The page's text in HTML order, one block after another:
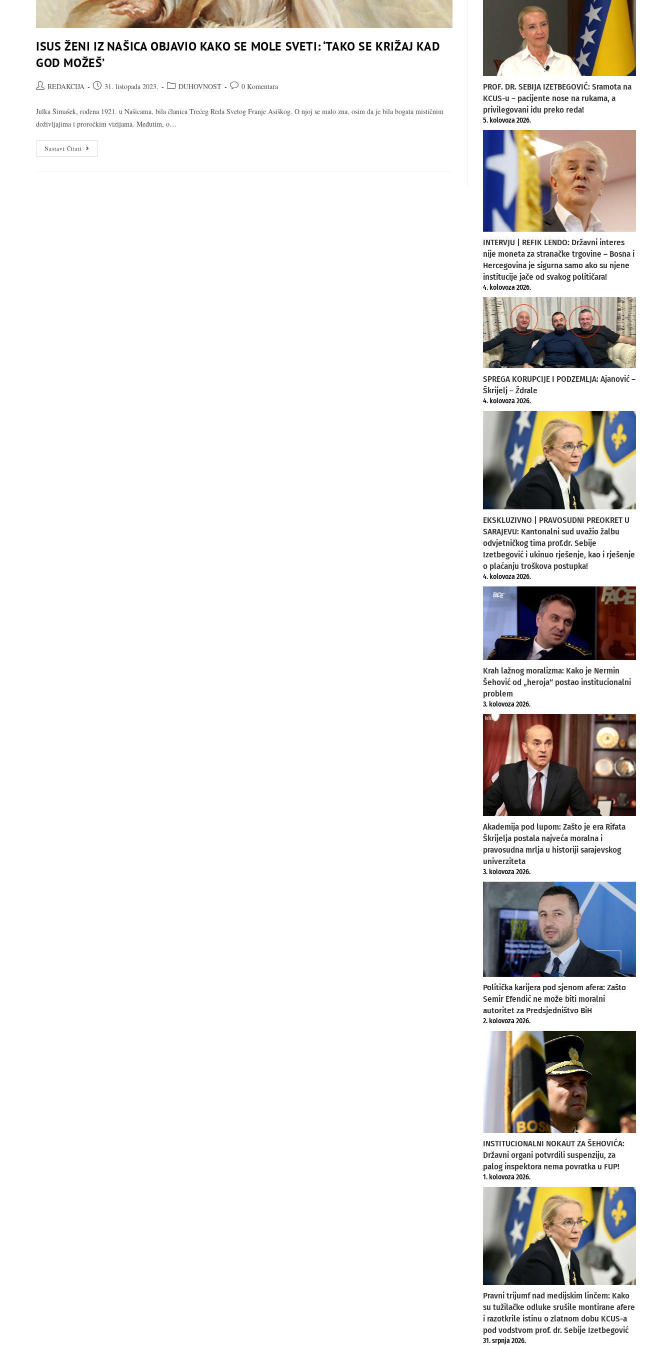
ISUS ŽENI IZ NAŠICA OBJAVIO KAKO SE MOLE SVETI: ‘TAKO SE KRIŽAJ KAD
GOD MOŽEŠ’
AutorREDAKCIJA
Objava31. listopada 2023.
Kategorija
DUHOVNOST
Komentari
0 Komentara
Julka Šimašek, rođena 1921. u Našicama, bila članica Trećeg Reda Svetog Franje Asiškog. O njoj se malo zna, osim da je bila bogata mističnim
doživljajima i proročkim vizijama. Međutim, o…
Nastavi Čitati ISUS
ŽENI
PROF. DR. SEBIJA IZETBEGOVIĆ: Sramota na
KCUS-u – pacijente nose na rukama, a
privilegovani idu preko reda!
5. kolovoza 2026.
INTERVJU | REFIK LENDO: Državni interes
nije moneta za stranačke trgovine – Bosna i
Hercegovina je sigurna samo ako su njene
institucije jače od svakog političara!
4. kolovoza 2026.
SPREGA KORUPCIJE I PODZEMLJA: Ajanović –
Škrijelj – Ždrale
4. kolovoza 2026.
EKSKLUZIVNO | PRAVOSUDNI PREOKRET U
SARAJEVU: Kantonalni sud uvažio žalbu
odvjetničkog tima prof.dr. Sebije
Izetbegović i ukinuo rješenje, kao i rješenje
o plaćanju troškova postupka!
4. kolovoza 2026.
Krah lažnog moralizma: Kako je Nermin
Šehović od „heroja“ postao institucionalni
problem
3. kolovoza 2026.
Akademija pod lupom: Zašto je era Rifata
Škrijelja postala najveća moralna i
pravosudna mrlja u historiji sarajevskog
univerziteta
3. kolovoza 2026.
Politička karijera pod sjenom afera: Zašto
Semir Efendić ne može biti moralni
autoritet za Predsjedništvo BiH
2. kolovoza 2026.
INSTITUCIONALNI NOKAUT ZA ŠEHOVIĆA:
Državni organi potvrdili suspenziju, za
palog inspektora nema povratka u FUP!
1. kolovoza 2026.
Pravni trijumf nad medijskim linčem: Kako
su tužilačke odluke srušile montirane afere
i razotkrile istinu o zlatnom dobu KCUS-a
pod vodstvom prof. dr. Sebije Izetbegović
31. srpnja 2026.